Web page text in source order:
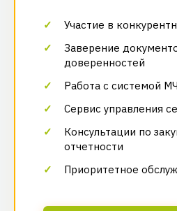
Участие в
Заверение
доверенностей
Работа с системой
Сервис управления
Консультации по
отчетности
Приоритетное